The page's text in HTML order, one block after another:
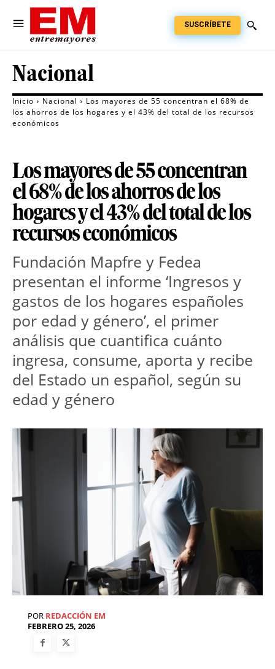
SUSCRÍBETE
Nacional
Inicio Nacional
Los mayores de 55 concentran el 68% de
los ahorros de los hogares y el 43% del total de los recursos
económicos
Los mayores de 55 concentran
el 68% de los ahorros de los
hogares y el 43% del total de los
recursos económicos
Fundación Mapfre y Fedea
presentan el informe ‘Ingresos y
gastos de los hogares españoles
por edad y género’, el primer
análisis que cuantifica cuánto
ingresa, consume, aporta y recibe
del Estado un español, según su
edad y género
POR REDACCIÓN EM
FEBRERO 25, 2026